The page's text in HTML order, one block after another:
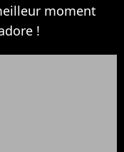
moment
!